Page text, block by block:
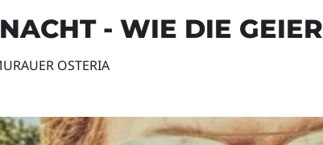
- WIE DIE GEIER
OSTERIA